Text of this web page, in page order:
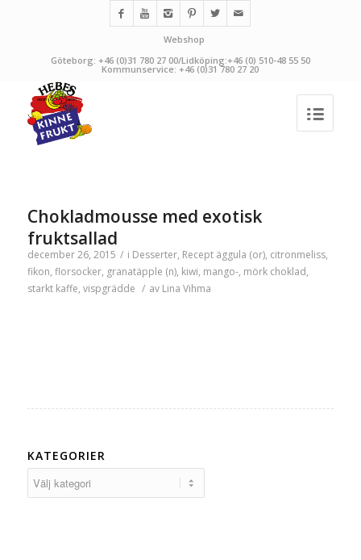
Webshop
Göteborg: +46 (0)31 780 27 00/Lidköping:+46 (0) 510-48 55 50
Kommunservice: +46 (0)31 780 27 20
Chokladmousse med exotisk
fruktsallad
december 26, 2015 / i Desserter, Recept äggula (or), citronmeliss,
fikon, florsocker, granatäpple (n), kiwi, mango-, mörk choklad,
starkt kaffe, vispgrädde / av Lina Vihma
KATEGORIER